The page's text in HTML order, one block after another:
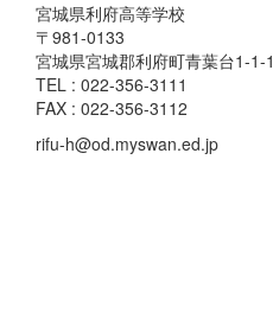
宮城県利府高等学校
〒981-0133
宮城県宮城郡利府町青葉台1-1-1
TEL : 022-356-3111
FAX : 022-356-3112
rifu-h@od.myswan.ed.jp